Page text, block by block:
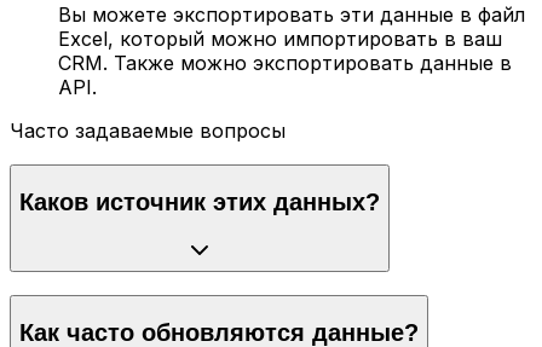
Вы можете экспортировать эти данные в файл
Excel, который можно импортировать в ваш
CRM. Также можно экспортировать данные в
API.
Часто задаваемые вопросы
Каков источник этих данных?
Как часто обновляются данные?